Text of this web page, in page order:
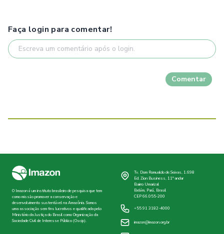
Faça login para comentar!
Comentar
O Imazon é um instituto brasileiro de pesquisa que tem
como missão promover a conservação e
desenvolvimento sustentável na Amazônia. Somos
uma associação sem fins lucrativos e qualificada pelo
Ministério da Justiça do Brasil como Organização da
Sociedade Civil de Interesse Público (Oscip).
Tv. Dom Romualdo de Seixas, 1.698
Ed. Zion Business, 11º andar
Bairro Umarizal
Belém, Pará, Brasil
CEP 66.055-200
+55 91 3182-4000
imazon@imazon.org.br